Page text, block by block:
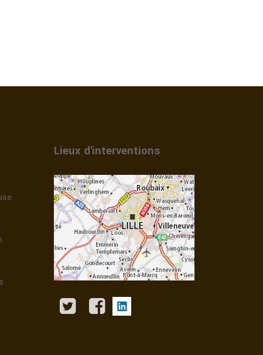
Lieux d'interventions